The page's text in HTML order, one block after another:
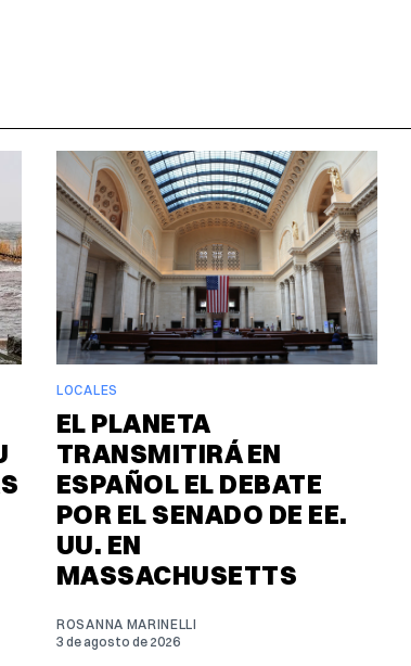
LOCALES
EL PLANETA
TRANSMITIRÁ EN
ESPAÑOL EL DEBATE
POR EL SENADO DE EE.
UU. EN
MASSACHUSETTS
ROSANNA MARINELLI
3 de agosto de 2026